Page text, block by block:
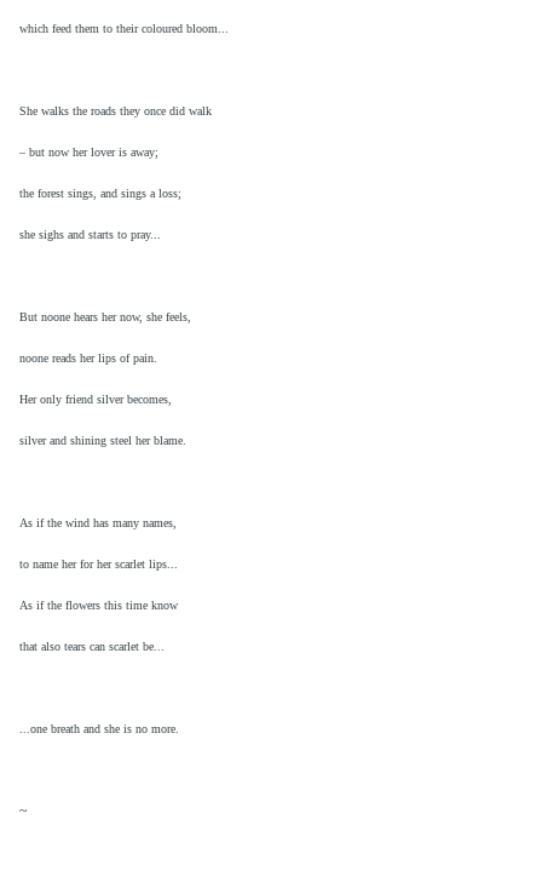
which feed them to their coloured bloom...
She walks the roads they once did walk
– but now her lover is away;
the forest sings, and sings a loss;
she sighs and starts to pray...
But noone hears her now, she feels,
noone reads her lips of pain.
Her only friend silver becomes,
silver and shining steel her blame.
As if the wind has many names,
to name her for her scarlet lips...
As if the flowers this time know
that also tears can scarlet be...
...one breath and she is no more.
~